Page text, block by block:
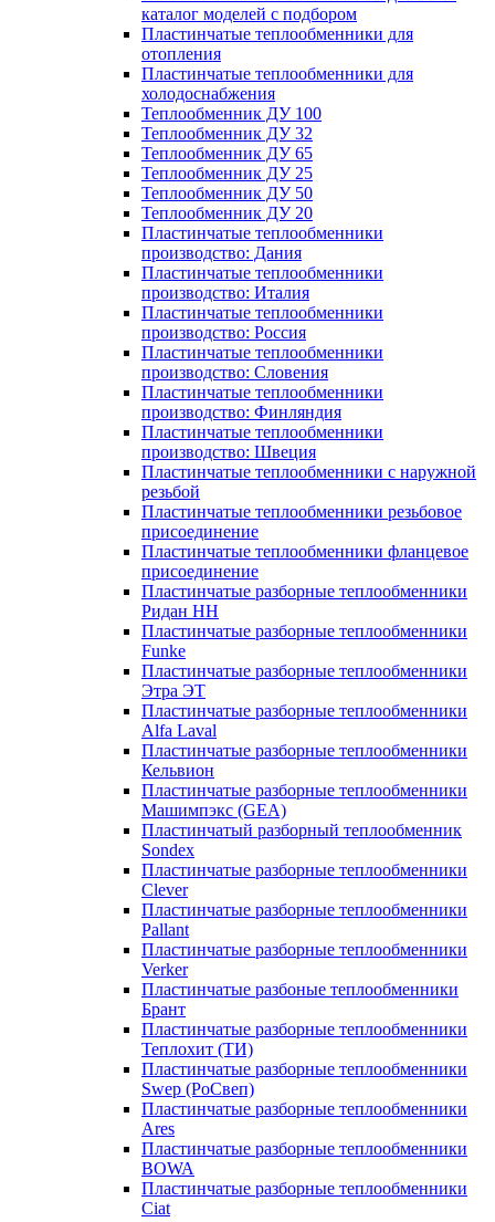
каталог моделей с подбором
Пластинчатые теплообменники для
отопления
Пластинчатые теплообменники для
холодоснабжения
Теплообменник ДУ 100
Теплообменник ДУ 32
Теплообменник ДУ 65
Теплообменник ДУ 25
Теплообменник ДУ 50
Теплообменник ДУ 20
Пластинчатые теплообменники
производство: Дания
Пластинчатые теплообменники
производство: Италия
Пластинчатые теплообменники
производство: Россия
Пластинчатые теплообменники
производство: Словения
Пластинчатые теплообменники
производство: Финляндия
Пластинчатые теплообменники
производство: Швеция
Пластинчатые теплообменники с наружной
резьбой
Пластинчатые теплообменники резьбовое
присоединение
Пластинчатые теплообменники фланцевое
присоединение
Пластинчатые разборные теплообменники
Ридан НН
Пластинчатые разборные теплообменники
Funke
Пластинчатые разборные теплообменники
Этра ЭТ
Пластинчатые разборные теплообменники
Alfa Laval
Пластинчатые разборные теплообменники
Кельвион
Пластинчатые разборные теплообменники
Машимпэкс (GEA)
Пластинчатый разборный теплообменник
Sondex
Пластинчатые разборные теплообменники
Clever
Пластинчатые разборные теплообменники
Pallant
Пластинчатые разборные теплообменники
Verker
Пластинчатые разбоные теплообменники
Брант
Пластинчатые разборные теплообменники
Теплохит (ТИ)
Пластинчатые разборные теплообменники
Swep (РоСвеп)
Пластинчатые разборные теплообменники
Ares
Пластинчатые разборные теплообменники
BOWA
Пластинчатые разборные теплообменники
Ciat